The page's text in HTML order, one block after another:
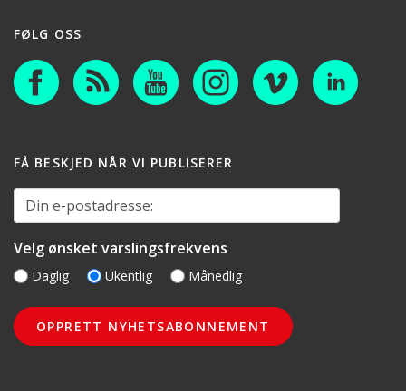
FØLG OSS
FÅ BESKJED NÅR VI PUBLISERER
Din e-postadresse:
Velg ønsket varslingsfrekvens
Daglig Ukentlig Månedlig